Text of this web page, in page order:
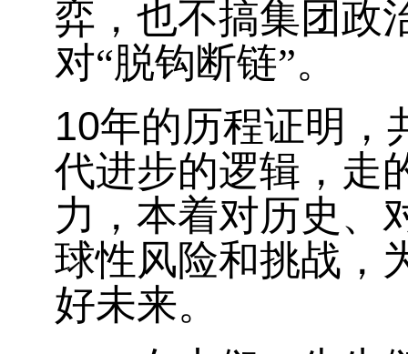
弈，也不搞集团政
对“脱钩断链”。
10年的历程证明，
代进步的逻辑，走
力，本着对历史、
球性风险和挑战，
好未来。